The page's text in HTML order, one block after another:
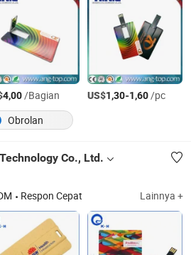
4,00/Bagian US$1,30-1,60/pc
Obrolan
Co., Ltd.
Respon Cepat Lainnya +